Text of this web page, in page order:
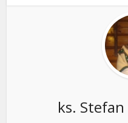
ks. Stefan